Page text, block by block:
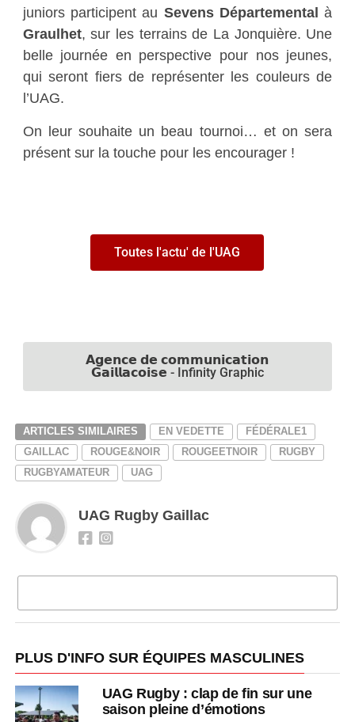
juniors participent au Sevens Départemental à
Graulhet, sur les terrains de La Jonquière. Une
belle journée en perspective pour nos jeunes,
qui seront fiers de représenter les couleurs de
l’UAG.
On leur souhaite un beau tournoi… et on sera
présent sur la touche pour les encourager !
Toutes l'actu' de l'UAG
𝗔𝗴𝗲𝗻𝗰𝗲 𝗱𝗲 𝗰𝗼𝗺𝗺𝘂𝗻𝗶𝗰𝗮𝘁𝗶𝗼𝗻
𝗚𝗮𝗶𝗹𝗹𝗮𝗰𝗼𝗶𝘀𝗲 - Infinity Graphic
ARTICLES SIMILAIRES EN VEDETTE
FÉDÉRALE1
GAILLAC
ROUGE&NOIR ROUGEETNOIR
RUGBY
RUGBYAMATEUR
UAG
UAG Rugby Gaillac
PLUS D'INFO SUR ÉQUIPES MASCULINES
UAG Rugby : clap de fin sur une
saison pleine d’émotions